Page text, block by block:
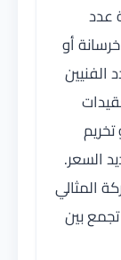
عدد
أو
الفنيين
السعر.
المثالي
بين